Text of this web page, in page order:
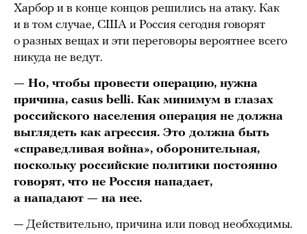
Харбор и в конце концов решились на атаку. Как
и в том случае, США и Россия сегодня говорят
о разных вещах и эти переговоры вероятнее всего
никуда не ведут.
— Но, чтобы провести операцию, нужна
причина, casus belli. Как минимум в глазах
российского населения операция не должна
выглядеть как агрессия. Это должна быть
«справедливая война», оборонительная,
поскольку российские политики постоянно
говорят, что не Россия нападает,
а нападают — на нее.
— Действительно, причина или повод необходимы.